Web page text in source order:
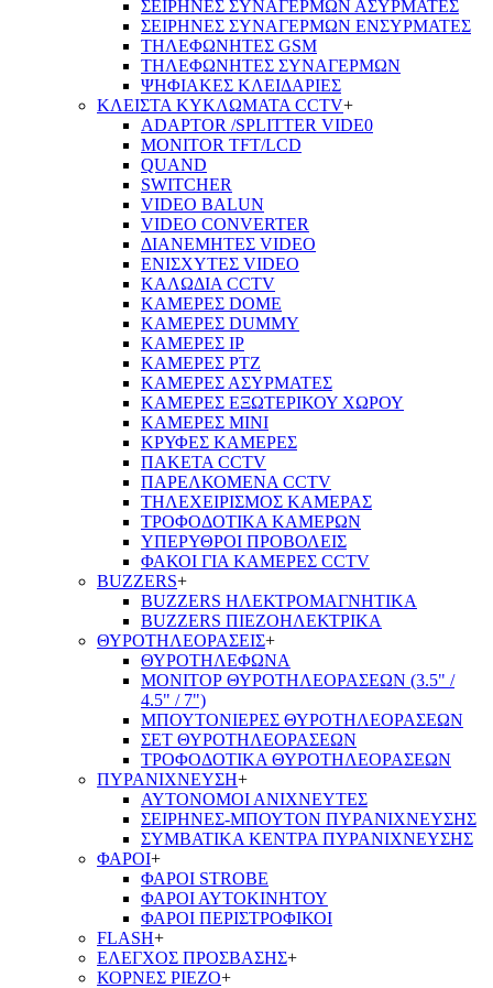
ΣΕΙΡΗΝΕΣ ΣΥΝΑΓΕΡΜΩΝ ΑΣΥΡΜΑΤΕΣ
ΣΕΙΡΗΝΕΣ ΣΥΝΑΓΕΡΜΩΝ ΕΝΣΥΡΜΑΤΕΣ
ΤΗΛΕΦΩΝΗΤΕΣ GSM
ΤΗΛΕΦΩΝΗΤΕΣ ΣΥΝΑΓΕΡΜΩΝ
ΨΗΦΙΑΚΕΣ ΚΛΕΙΔΑΡΙΕΣ
ΚΛΕΙΣΤΑ ΚΥΚΛΩΜΑΤΑ CCTV+
ADAPTOR /SPLITTER VIDE0
MONITOR TFT/LCD
QUAND
SWITCHER
VIDEO BALUN
VIDEO CONVERTER
ΔΙΑΝΕΜΗΤΕΣ VIDEO
ΕΝΙΣΧΥΤΕΣ VIDEO
ΚΑΛΩΔΙΑ CCTV
ΚΑΜΕΡΕΣ DOME
ΚΑΜΕΡΕΣ DUMMY
ΚΑΜΕΡΕΣ IP
ΚΑΜΕΡΕΣ PTZ
ΚΑΜΕΡΕΣ ΑΣΥΡΜΑΤΕΣ
ΚΑΜΕΡΕΣ ΕΞΩΤΕΡΙΚΟΥ ΧΩΡΟΥ
ΚΑΜΕΡΕΣ ΜΙΝΙ
ΚΡΥΦΕΣ ΚΑΜΕΡΕΣ
ΠΑΚΕΤΑ CCTV
ΠΑΡΕΛΚΟΜΕΝΑ CCTV
ΤΗΛΕΧΕΙΡΙΣΜΟΣ ΚΑΜΕΡΑΣ
ΤΡΟΦΟΔΟΤΙΚΑ ΚΑΜΕΡΩΝ
ΥΠΕΡΥΘΡΟΙ ΠΡΟΒΟΛΕΙΣ
ΦΑΚΟΙ ΓΙΑ ΚΑΜΕΡΕΣ CCTV
BUZZERS+
BUZZERS ΗΛΕΚΤΡΟΜΑΓΝΗΤΙΚΑ
BUZZERS ΠΙΕΖΟΗΛΕΚΤΡΙΚΑ
ΘΥΡΟΤΗΛΕΟΡΑΣΕΙΣ+
ΘΥΡΟΤΗΛΕΦΩΝΑ
ΜΟΝΙΤΟΡ ΘΥΡΟΤΗΛΕΟΡΑΣΕΩΝ (3.5" /
4.5" / 7")
ΜΠΟΥΤΟΝΙΕΡΕΣ ΘΥΡΟΤΗΛΕΟΡΑΣΕΩΝ
ΣΕΤ ΘΥΡΟΤΗΛΕΟΡΑΣΕΩΝ
ΤΡΟΦΟΔΟΤΙΚΑ ΘΥΡΟΤΗΛΕΟΡΑΣΕΩΝ
ΠΥΡΑΝΙΧΝΕΥΣΗ+
ΑΥΤΟΝΟΜΟΙ ΑΝΙΧΝΕΥΤΕΣ
ΣΕΙΡΗΝΕΣ-ΜΠΟΥΤΟΝ ΠΥΡΑΝΙΧΝΕΥΣΗΣ
ΣΥΜΒΑΤΙΚΑ ΚΕΝΤΡΑ ΠΥΡΑΝΙΧΝΕΥΣΗΣ
ΦΑΡΟΙ+
ΦΑΡΟΙ STROBE
ΦΑΡΟΙ ΑΥΤΟΚΙΝΗΤΟΥ
ΦΑΡΟΙ ΠΕΡΙΣΤΡΟΦΙΚΟΙ
FLASH+
ΕΛΕΓΧΟΣ ΠΡΟΣΒΑΣΗΣ+
ΚΟΡΝΕΣ PIEZO+